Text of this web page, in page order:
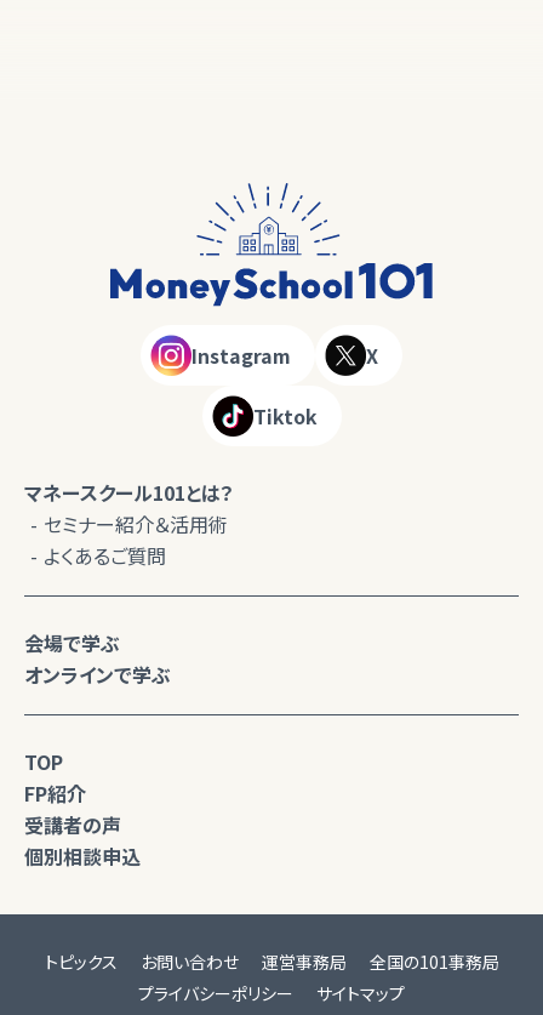
Instagram X
Tiktok
マネースクール101とは？
セミナー紹介＆活用術
よくあるご質問
会場で学ぶ
オンラインで学ぶ
TOP
FP紹介
受講者の声
個別相談申込
トピックス お問い合わせ 運営事務局
全国の101事務局
プライバシーポリシー
サイトマップ